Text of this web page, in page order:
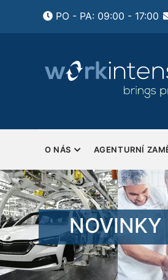
PO - PA: 09:00 - 17:00
řešení HR pro firmy
outsourcing HR a
NAVIGATION
O NÁS AGENTURNÍ
NOVINKY